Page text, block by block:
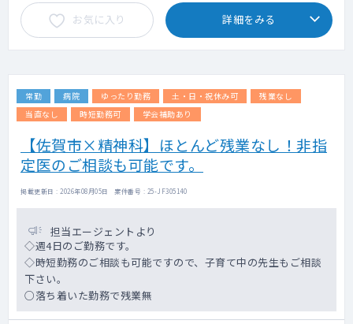
お気に入り 詳細をみる
常勤 病院 ゆったり勤務 土・日・祝休み可
残業なし
当直なし
時短勤務可 学会補助あり
【佐賀市×精神科】ほとんど残業なし！非指
定医のご相談も可能です。
掲載更新日 : 2026年08月05日 案件番号 : 25-JF305140
担当エージェントより
◇週4日のご勤務です。
◇時短勤務のご相談も可能ですので、子育て中の先生もご相談
下さい。
○落ち着いた勤務で残業無